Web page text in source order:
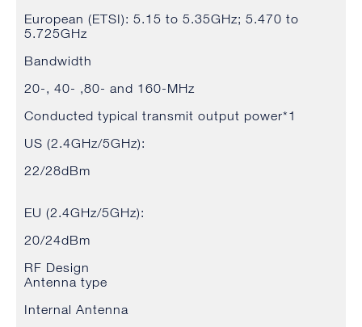
European (ETSI): 5.15 to 5.35GHz; 5.470 to
5.725GHz
Bandwidth
20-, 40- ,80- and 160-MHz
Conducted typical transmit output power*1
US (2.4GHz/5GHz):
22/28dBm
EU (2.4GHz/5GHz):
20/24dBm
RF Design
Antenna type
Internal Antenna